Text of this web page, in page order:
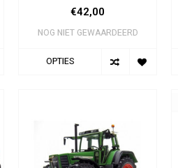
€42,00
NOG NIET GEWAARDEERD
OPTIES